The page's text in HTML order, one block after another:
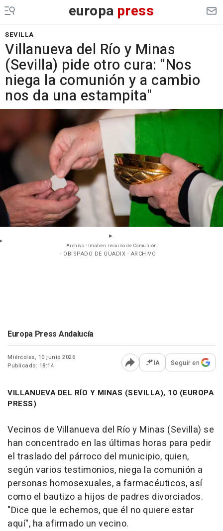
europa press
SEVILLA
Villanueva del Río y Minas
(Sevilla) pide otro cura: "Nos
niega la comunión y a cambio
nos da una estampita"
Archivo - Imahen recurso de Comunión
- OBISPADO DE GUADIX - ARCHIVO
Europa Press Andalucía
Miércoles, 10 junio 2026
Publicado: 18:14
Abrir opciones para
IA Seguir en
VILLANUEVA DEL RÍO Y MINAS (SEVILLA), 10 (EUROPA
PRESS)
Vecinos de Villanueva del Río y Minas (Sevilla) se
han concentrado en las últimas horas para pedir
el traslado del párroco del municipio, quien,
según varios testimonios, niega la comunión a
personas homosexuales, a farmacéuticos, así
como el bautizo a hijos de padres divorciados.
"Dice que le echemos, que él no quiere estar
aquí", ha afirmado un vecino.